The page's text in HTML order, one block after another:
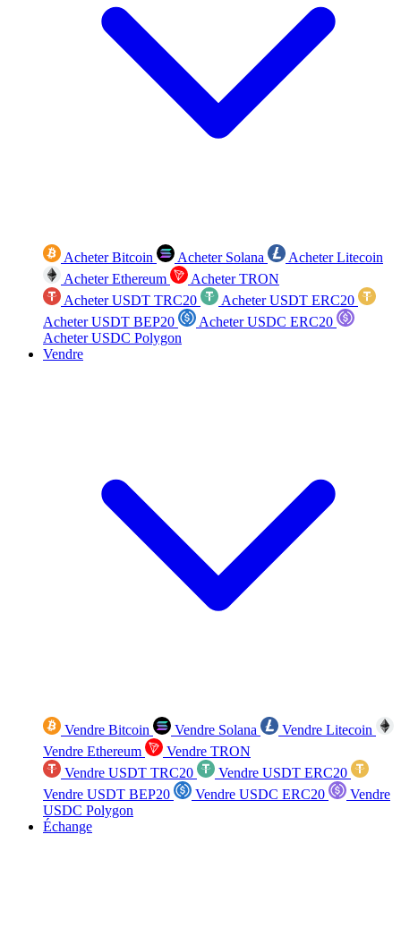
Acheter Bitcoin Acheter Solana
Acheter Litecoin
Acheter Ethereum
Acheter TRON
Acheter USDT TRC20
Acheter USDT ERC20
Acheter USDT BEP20
Acheter USDC ERC20
Acheter USDC Polygon
Vendre
Vendre Bitcoin Vendre Solana
Vendre Litecoin
Vendre Ethereum
Vendre TRON
Vendre USDT TRC20
Vendre USDT ERC20
Vendre USDT BEP20
Vendre USDC ERC20
Vendre
USDC Polygon
Échange